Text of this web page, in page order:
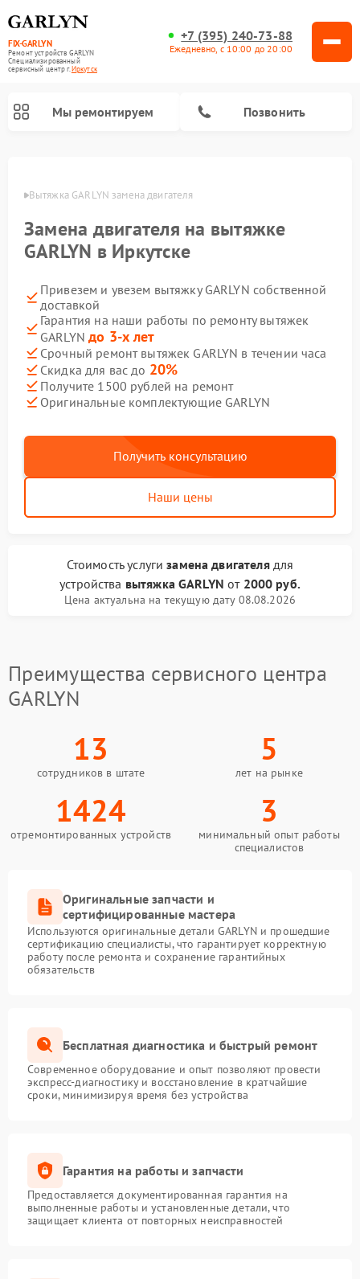
FIX-GARLYN
Ремонт устройств GARLYN
Специализированный
cервисный центр г.Иркутск
+7 (395) 240-73-88
Ежедневно, с 10:00 до 20:00
Мы ремонтируем Позвонить
Вытяжка GARLYN замена двигателя
Замена двигателя на вытяжке
GARLYN в Иркутске
Привезем и увезем вытяжку GARLYN собственной
доставкой
Гарантия на наши работы по ремонту вытяжек
GARLYNдо 3-х лет
Срочный ремонт вытяжек GARLYN в течении часа
Скидка для вас до 20%
Получите 1500 рублей на ремонт
Оригинальные комплектующие GARLYN
Получить консультацию
Наши цены
Стоимость услугизамена двигателядля
устройства вытяжка GARLYN от 2000 руб.
Цена актуальна на текущую дату 08.08.2026
Преимущества сервисного центра
GARLYN
13
сотрудников в штате
5
лет на рынке
1424
отремонтированных устройств
3
минимальный опыт работы
специалистов
Оригинальные запчасти и
сертифицированные мастера
Используются оригинальные детали GARLYN и прошедшие
сертификацию специалисты, что гарантирует корректную
работу после ремонта и сохранение гарантийных
обязательств
Бесплатная диагностика и быстрый ремонт
Современное оборудование и опыт позволяют провести
экспресс-диагностику и восстановление в кратчайшие
сроки, минимизируя время без устройства
Гарантия на работы и запчасти
Предоставляется документированная гарантия на
выполненные работы и установленные детали, что
защищает клиента от повторных неисправностей